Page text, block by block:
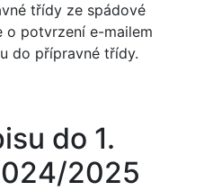
třídy ze spádové
o potvrzení e-mailem
do přípravné třídy.
do 1.
2025